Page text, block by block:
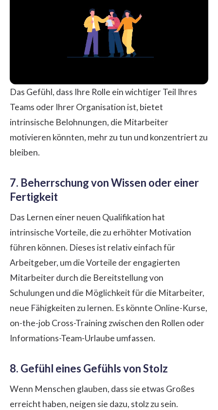
Das Gefühl, dass Ihre Rolle ein wichtiger Teil Ihres
Teams oder Ihrer Organisation ist, bietet
intrinsische Belohnungen, die Mitarbeiter
motivieren könnten, mehr zu tun und konzentriert zu
bleiben.
7. Beherrschung von Wissen oder einer
Fertigkeit
Das Lernen einer neuen Qualifikation hat
intrinsische Vorteile, die zu erhöhter Motivation
führen können. Dieses ist relativ einfach für
Arbeitgeber, um die Vorteile der engagierten
Mitarbeiter durch die Bereitstellung von
Schulungen und die Möglichkeit für die Mitarbeiter,
neue Fähigkeiten zu lernen. Es könnte Online-Kurse,
on-the-job Cross-Training zwischen den Rollen oder
Informations-Team-Urlaube umfassen.
8. Gefühl eines Gefühls von Stolz
Wenn Menschen glauben, dass sie etwas Großes
erreicht haben, neigen sie dazu, stolz zu sein.